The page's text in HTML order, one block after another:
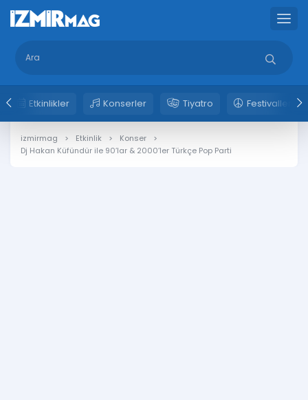
Etkinlikler Konserler Tiyatro Festivaller
izmirmag Etkinlik
Konser
Dj Hakan Küfündür ile 90’lar & 2000’ler Türkçe Pop Parti